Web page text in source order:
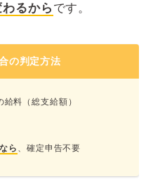
るから です。
の判定方法
料（総支給額）
ら 、確定申告不要